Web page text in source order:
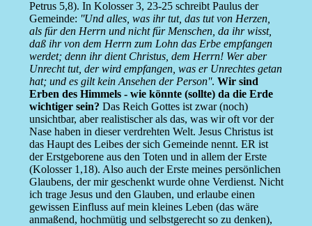
Petrus 5,8). In Kolosser 3, 23-25 schreibt Paulus der
Gemeinde: ''Und alles, was ihr tut, das tut von Herzen,
als für den Herrn und nicht für Menschen, da ihr wisst,
daß ihr von dem Herrn zum Lohn das Erbe empfangen
werdet; denn ihr dient Christus, dem Herrn! Wer aber
Unrecht tut, der wird empfangen, was er Unrechtes getan
hat; und es gilt kein Ansehen der Person''. Wir sind
Erben des Himmels - wie könnte (sollte) da die Erde
wichtiger sein? Das Reich Gottes ist zwar (noch)
unsichtbar, aber realistischer als das, was wir oft vor der
Nase haben in dieser verdrehten Welt. Jesus Christus ist
das Haupt des Leibes der sich Gemeinde nennt. ER ist
der Erstgeborene aus den Toten und in allem der Erste
(Kolosser 1,18). Also auch der Erste meines persönlichen
Glaubens, der mir geschenkt wurde ohne Verdienst. Nicht
ich trage Jesus und den Glauben, und erlaube einen
gewissen Einfluss auf mein kleines Leben (das wäre
anmaßend, hochmütig und selbstgerecht so zu denken),